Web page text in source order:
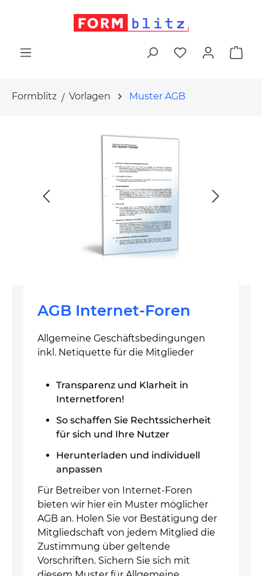
Formblitz Vorlagen Muster AGB
AGB Internet-Foren
Allgemeine Geschäftsbedingungen
inkl. Netiquette für die Mitglieder
Transparenz und Klarheit in
Internetforen!
So schaffen Sie Rechtssicherheit
für sich und Ihre Nutzer
Herunterladen und individuell
anpassen
Für Betreiber von Internet-Foren
bieten wir hier ein Muster möglicher
AGB an. Holen Sie vor Bestätigung der
Mitgliedschaft von jedem Mitglied die
Zustimmung über geltende
Vorschriften. Sichern Sie sich mit